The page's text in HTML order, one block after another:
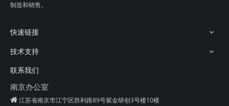
制造和销售。
快速链接
技术支持
联系我们
南京办公室
 江苏省南京市江宁区胜利路89号紫金研创3号楼10楼